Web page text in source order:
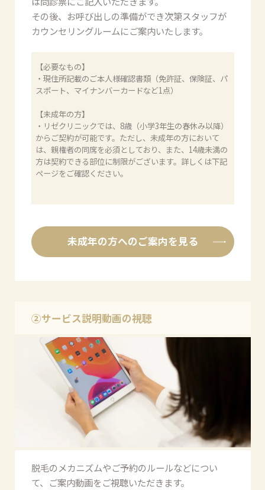
その後、お呼び出しの準備ができ次第スタッフが
カウンセリングルームにご案内いたします。
【必要なもの】
・現住所記載のご本人様確認書類（免許証、保険証、パ
スポート、マイナンバーカードなど1点）
【未成年の方】
・リゼクリニックでは、8歳（小学3年生の春休み以降）
からご契約が可能です。ただし、未成年の方において
は、親権者の同席を必須としており、また、14歳未満の
方は契約できる部位に制限がございます。詳しくは下記
ページをご確認ください。
未成年の方へのご案内を見る
②サービス説明動画の視聴
脱毛のメカニズムやご予約のルールなどについ
て、ご案内動画をご視聴いただきます。